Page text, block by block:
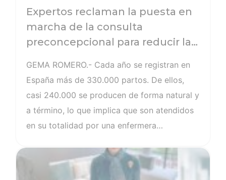
Expertos reclaman la puesta en
marcha de la consulta
preconcepcional para reducir la
GEMA ROMERO.- Cada año se registran en
España más de 330.000 partos. De ellos,
casi 240.000 se producen de forma natural y
a término, lo que implica que son atendidos
en su totalidad por una enfermera
(matrona). Sin embargo, si se implantase en
todo el ámbito nacional la consulta
Ver noticia